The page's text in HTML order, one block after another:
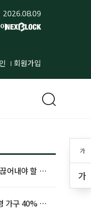
2026.08.09
회원가입
가
가
어내야 할 사
가구 40% 노